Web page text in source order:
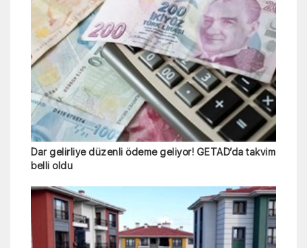
Dar gelirliye düzenli ödeme geliyor! GETAD’da takvim
belli oldu